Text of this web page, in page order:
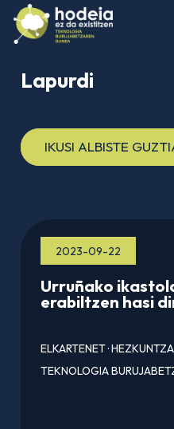
Lapurdi
IKUSI ALBISTE
2023-09-22
Urruñako
erabiltzen hasi
ELKARTENET·HEZKUNTZA
TEKNOLOGIA